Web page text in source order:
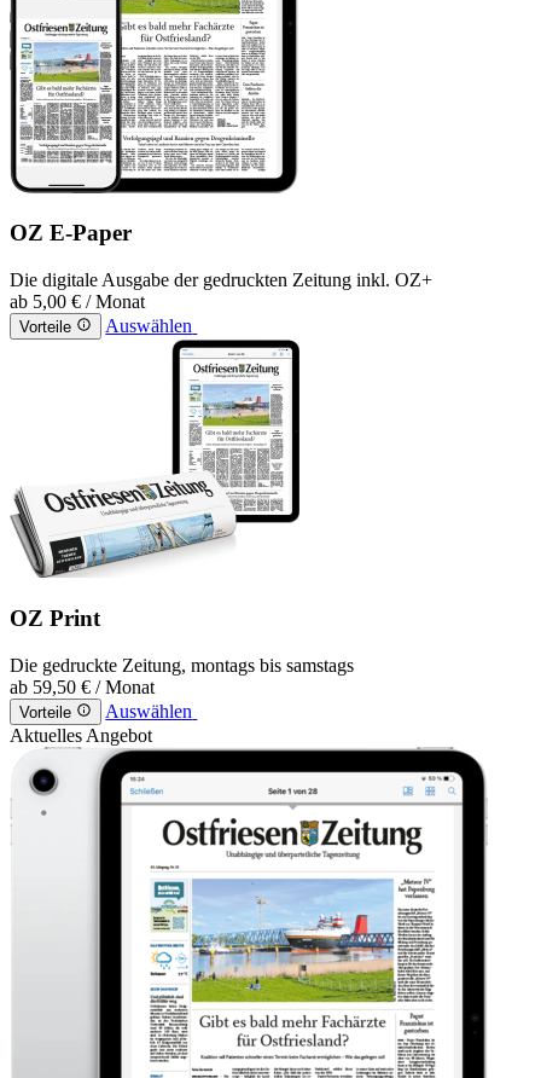
OZ E-Paper
Die digitale Ausgabe der gedruckten Zeitung inkl. OZ+
ab 5,00 € / Monat
Vorteile Auswählen
OZ Print
Die gedruckte Zeitung, montags bis samstags
ab 59,50 € / Monat
Vorteile
Auswählen
Aktuelles Angebot